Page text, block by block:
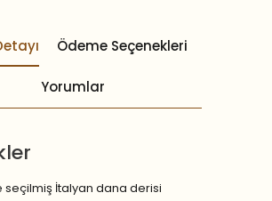
Ödeme Seçenekleri
Yorumlar
seçilmiş İtalyan dana derisi